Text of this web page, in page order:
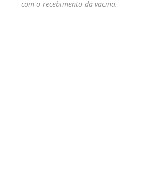
com o recebimento da vacina.